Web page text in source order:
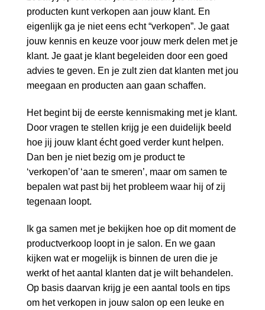
producten kunt verkopen aan jouw klant. En
eigenlijk ga je niet eens echt “verkopen”. Je gaat
jouw kennis en keuze voor jouw merk delen met je
klant. Je gaat je klant begeleiden door een goed
advies te geven. En je zult zien dat klanten met jou
meegaan en producten aan gaan schaffen.
Het begint bij de eerste kennismaking met je klant.
Door vragen te stellen krijg je een duidelijk beeld
hoe jij jouw klant écht goed verder kunt helpen.
Dan ben je niet bezig om je product te
‘verkopen’of ‘aan te smeren’, maar om samen te
bepalen wat past bij het probleem waar hij of zij
tegenaan loopt.
Ik ga samen met je bekijken hoe op dit moment de
productverkoop loopt in je salon. En we gaan
kijken wat er mogelijk is binnen de uren die je
werkt of het aantal klanten dat je wilt behandelen.
Op basis daarvan krijg je een aantal tools en tips
om het verkopen in jouw salon op een leuke en